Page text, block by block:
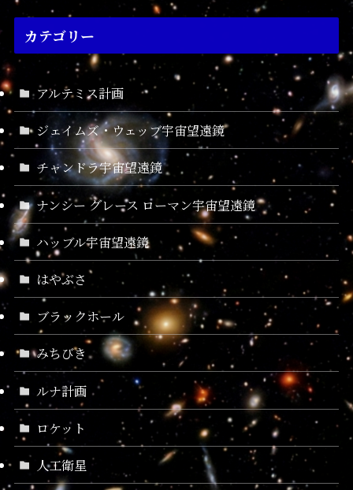
カテゴリー
アルテミス計画
ジェイムズ・ウェッブ宇宙望遠鏡
チャンドラ宇宙望遠鏡
ナンシー グレース ローマン宇宙望遠鏡
ハッブル宇宙望遠鏡
はやぶさ
ブラックホール
みちびき
ルナ計画
ロケット
人工衛星